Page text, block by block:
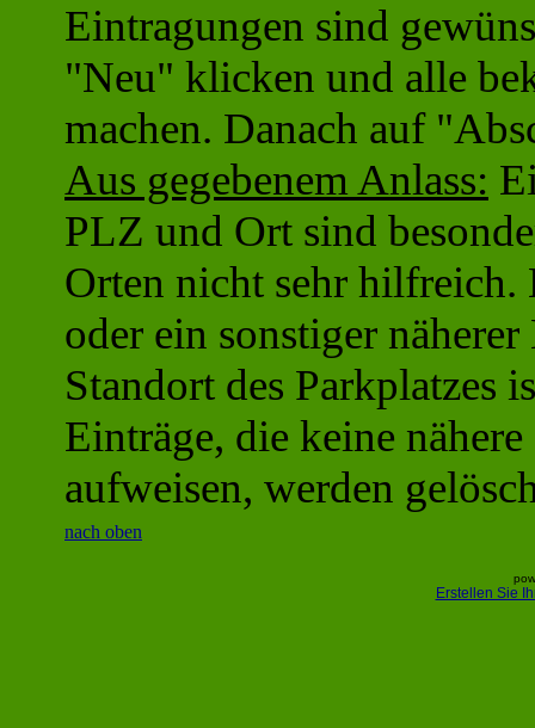
Eintragungen sind
"Neu" klicken und alle
machen. Danach auf
Aus gegebenem Anlass:
PLZ und Ort sind
Orten nicht sehr hilfreich.
oder ein sonstiger
Standort des Parkplatzes
Einträge, die keine
aufweisen, werden
nach oben
Erstellen Sie